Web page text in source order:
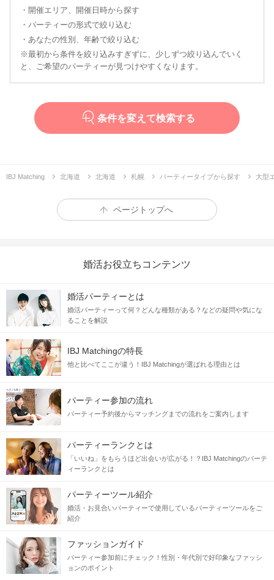
・開催エリア、開催日時から探す
・パーティーの形式で絞り込む
・あなたの性別、年齢で絞り込む
※最初から条件を絞り込みすぎずに、少しずつ絞り込んでいく
と、ご希望のパーティーが見つけやすくなります。
条件を変えて検索する
IBJ Matching 北海道 北海道 札幌 パーティータイプから探す 大型
ページトップへ
婚活お役立ちコンテンツ
婚活パーティーとは
婚活パーティーって何？どんな種類がある？などの疑問や気にな
ることを解説
IBJ Matchingの特長
他と比べてここが違う！IBJ Matchingが選ばれる理由とは
パーティー参加の流れ
パーティー予約後からマッチングまでの流れをご案内します
パーティーランクとは
「いいね」をもらうほど出会いが広がる！？IBJ Matchingのパーテ
ィーランクとは
パーティーツール紹介
婚活・お見合いパーティーで使用しているパーティーツールをご
紹介
ファッションガイド
パーティー参加前にチェック！性別・年代別で好印象なファッシ
ョンのポイント